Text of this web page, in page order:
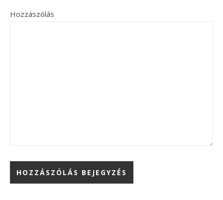
Hozzászólás